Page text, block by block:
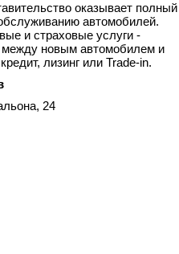
оказывает полный
автомобилей.
и страховые услуги -
между новым автомобилем и
лизинг или Trade-in.
24